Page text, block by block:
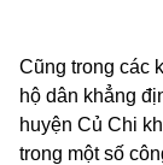
Cũng trong các
hộ dân khẳng
huyện Củ Chi
trong một số